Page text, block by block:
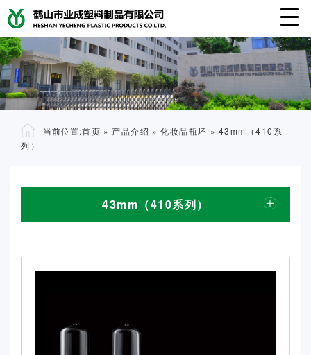
当前位置:首页 » 产品介绍 » 化妆品瓶坯 » 43mm（410系
列）
43mm（410系列）